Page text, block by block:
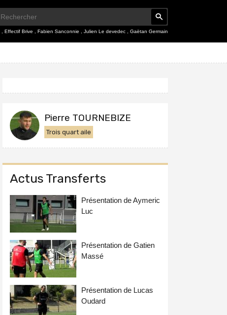
Effectif Brive Fabien Sanconnie Julien Le devedec Gaëtan Germain
Pierre TOURNEBIZE
Trois quart aile
Actus Transferts
Présentation de Aymeric
Luc
Présentation de Gatien
Massé
Présentation de Lucas
Oudard